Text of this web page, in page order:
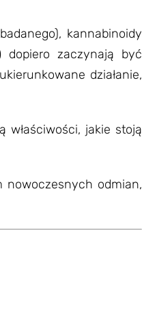
kannabinoidy
dopiero zaczynają być
działanie,
jakie stoją
nowoczesnych odmian,